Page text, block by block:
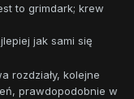
to grimdark; krew
jak sami się
rozdziały, kolejne
prawdopodobnie w